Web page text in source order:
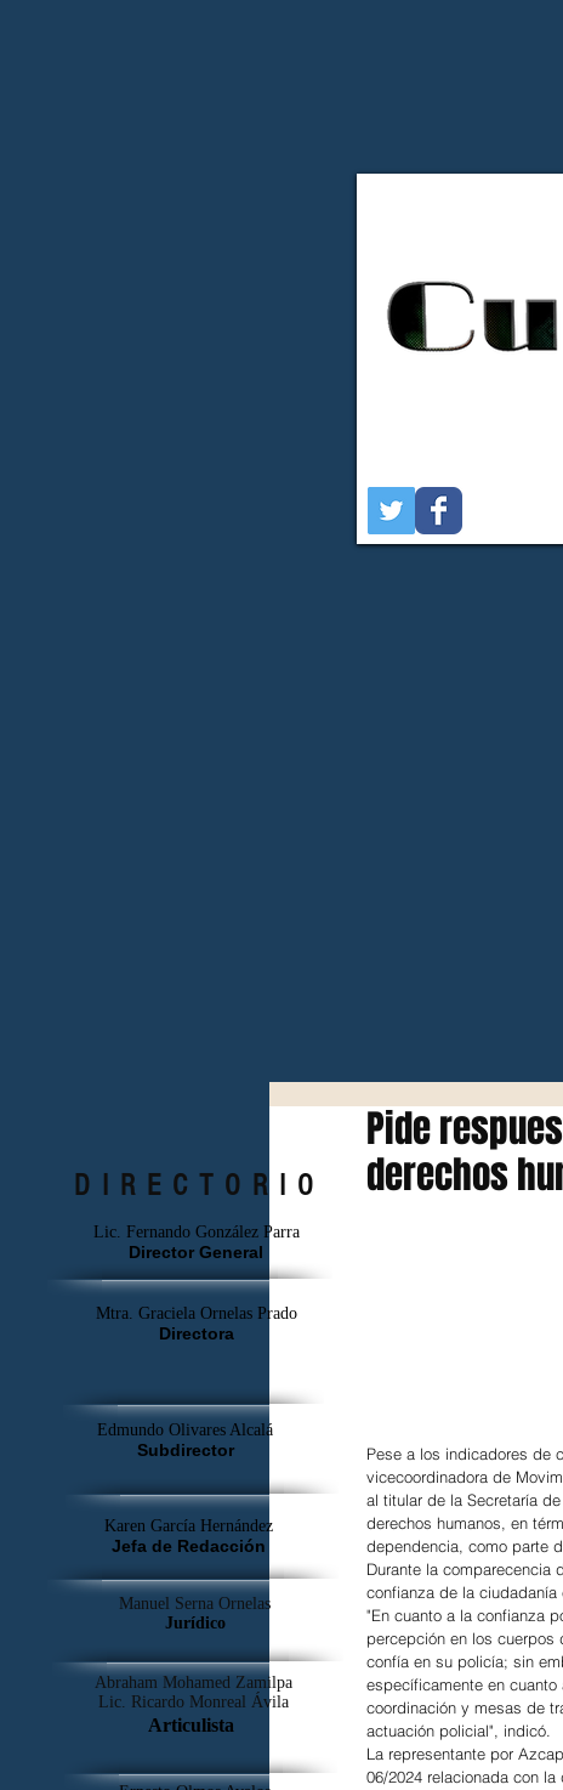
Pide
derechos
Pese a los indicadores de
vicecoordinadora de
al titular de la Secretaría
derechos humanos, en
dependencia, como parte
Durante la comparecencia
confianza de la
"En cuanto a la confianza
percepción en los
confía en su policía; sin
específicamente en
coordinación y mesas de
actuación policial", indicó.
La representante por
06/2024 relacionada con
DIRECTORIO
Lic. Fernando González Parra
Director General
Mtra. Graciela Ornelas Prado
Directora
Edmundo Olivares Alcalá
Subdirector
Karen García Hernández
Jefa de Redacción
Manuel Serna Ornelas
Jurídico
Abraham Mohamed Zamilpa
Lic. Ricardo Monreal Ávila
Articulista